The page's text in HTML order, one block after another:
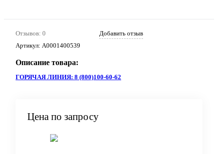
Отзывов: 0
Добавить отзыв
Артикул: A0001400539
Описание товара:
ГОРЯЧАЯ ЛИНИЯ: 8 (800)100-60-62
Цена по запросу